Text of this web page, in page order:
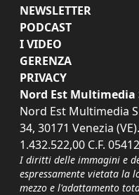
NEWSLETTER
PODCAST
I VIDEO
GERENZA
PRIVACY
Nord Est Multimedia
Nord Est Multimedia
34, 30171 Venezia
1.432.522,00 C.F.
I diritti delle immagini e
espressamente vietata la
mezzo e l'adattamento